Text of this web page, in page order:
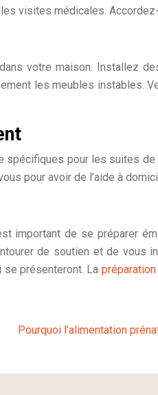
visites médicales.
votre maison. Installez
les meubles instables.
spécifiques pour les suites
pour avoir de l’aide à
important de se préparer
de soutien et de vous
se présenteront. La préparation
Pourquoi l’alimentation